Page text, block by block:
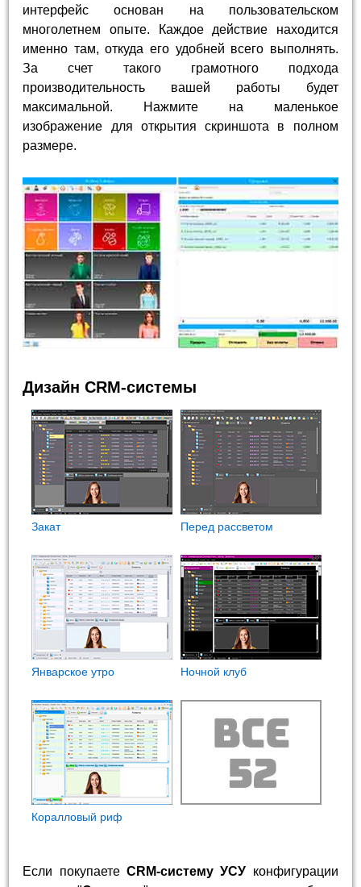
интерфейс основан на пользовательском
многолетнем опыте. Каждое действие находится
именно там, откуда его удобней всего выполнять.
За счет такого грамотного подхода
производительность вашей работы будет
максимальной. Нажмите на маленькое
изображение для открытия скриншота в полном
размере.
Дизайн CRM-системы
Закат Перед рассветом
Январское утро Ночной клуб
Коралловый риф
Если покупаете CRM-систему УСУ конфигурации